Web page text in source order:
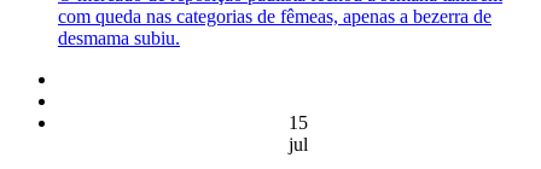
com queda nas categorias de fêmeas, apenas a bezerra de
desmama subiu.
15
jul